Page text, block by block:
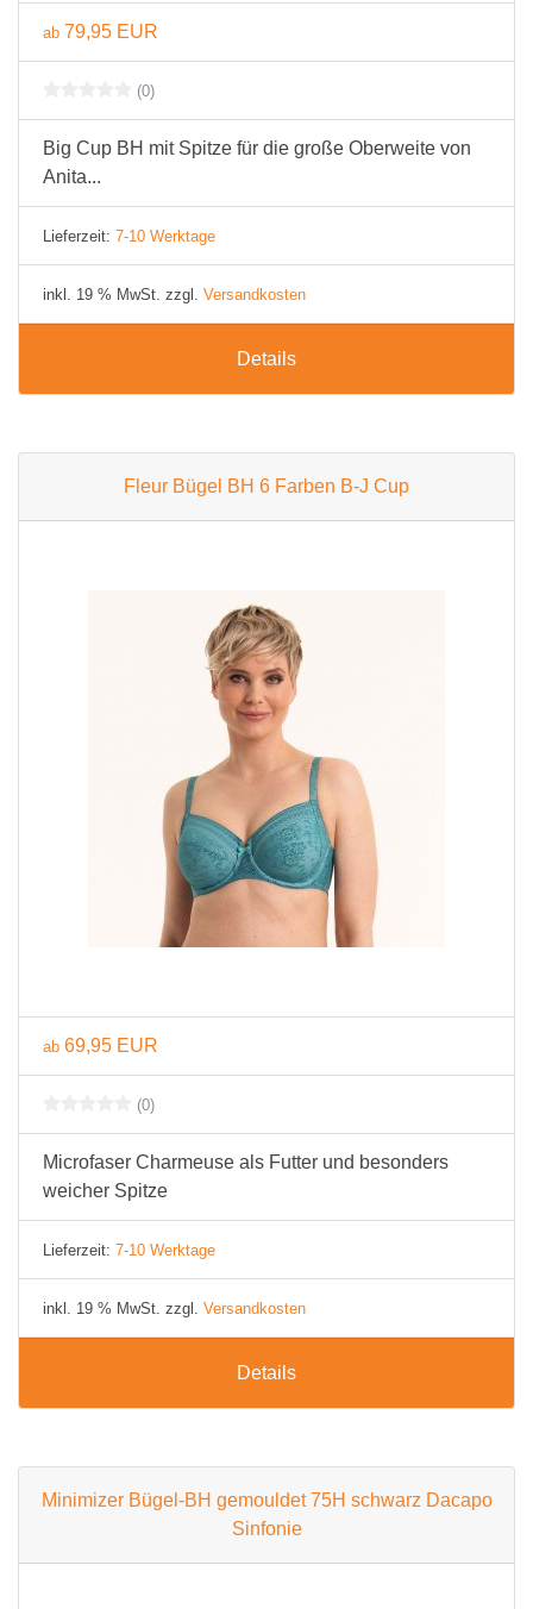
ab 79,95 EUR
(0)
Big Cup BH mit Spitze für die große Oberweite von
Anita...
Lieferzeit: 7-10 Werktage
inkl. 19 % MwSt. zzgl. Versandkosten
Details
Fleur Bügel BH 6 Farben B-J Cup
ab 69,95 EUR
(0)
Microfaser Charmeuse als Futter und besonders
weicher Spitze
Lieferzeit: 7-10 Werktage
inkl. 19 % MwSt. zzgl. Versandkosten
Details
Minimizer Bügel-BH gemouldet 75H schwarz Dacapo
Sinfonie